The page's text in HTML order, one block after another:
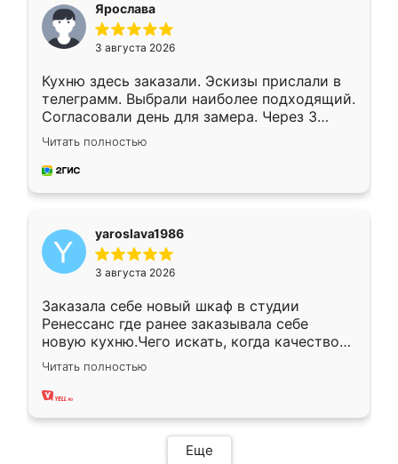
Ярослава
3 августа 2026
Кухню здесь заказали. Эскизы прислали в
телеграмм. Выбрали наиболее подходящий.
Согласовали день для замера. Через 3
недели кухня была уже готова. Остались
довольны работой. Спасибо Ренессанс
мебель за качественную работу!
Читать полностью
yaroslava1986
3 августа 2026
Заказала себе новый шкаф в студии
Ренессанс где ранее заказывала себе
новую кухню.Чего искать, когда качеством
вполне довольна. Служит кухня уже почти
два года, нареканий нет.
Читать полностью
Еще